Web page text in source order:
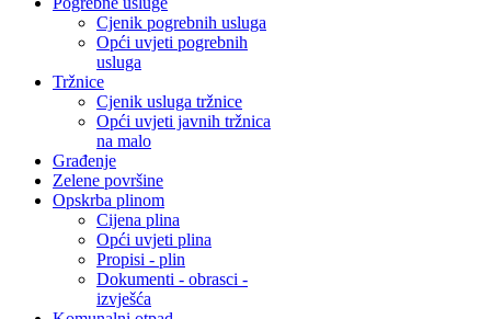
Cjenik pogrebnih usluga
Opći uvjeti pogrebnih
usluga
Tržnice
Cjenik usluga tržnice
Opći uvjeti javnih tržnica
na malo
Građenje
Zelene površine
Opskrba plinom
Cijena plina
Opći uvjeti plina
Propisi - plin
Dokumenti - obrasci -
izvješća